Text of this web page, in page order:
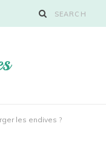
les endives ?